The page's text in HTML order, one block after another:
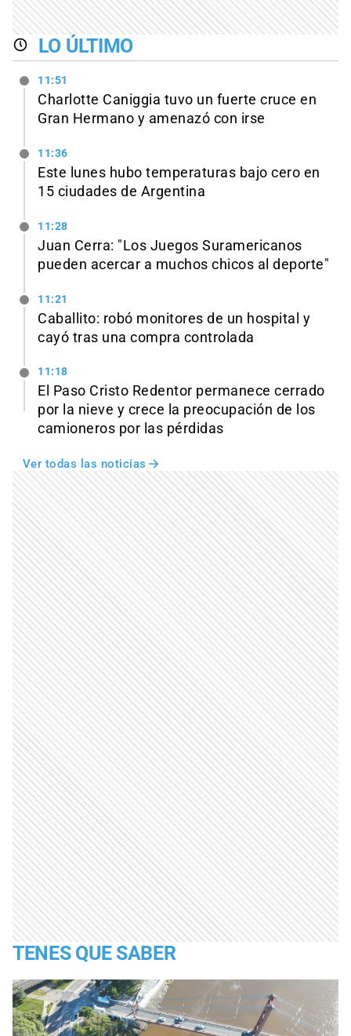
LO ÚLTIMO
11:51
Charlotte Caniggia tuvo un fuerte cruce en
Gran Hermano y amenazó con irse
11:36
Este lunes hubo temperaturas bajo cero en
15 ciudades de Argentina
11:28
Juan Cerra: "Los Juegos Suramericanos
pueden acercar a muchos chicos al deporte"
11:21
Caballito: robó monitores de un hospital y
cayó tras una compra controlada
11:18
El Paso Cristo Redentor permanece cerrado
por la nieve y crece la preocupación de los
camioneros por las pérdidas
Ver todas las noticias
TENES QUE SABER